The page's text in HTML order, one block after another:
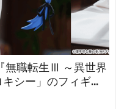
無職転生Ⅲ ～異世界
シー」のフィギュ